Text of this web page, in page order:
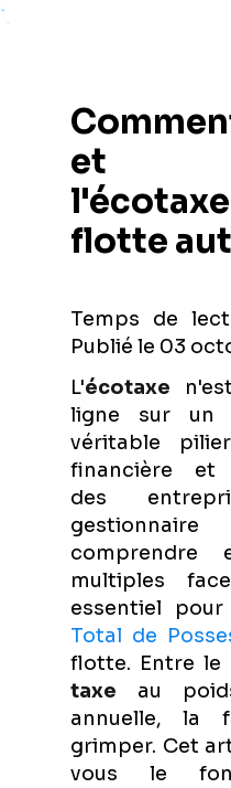
et
flotte
Temps de
Publié le 03
L'écotaxe
ligne sur un
véritable
financière et
des
comprendre
multiples
essentiel
Total de
flotte. Entre le
taxe au
annuelle, la
grimper. Cet
vous le